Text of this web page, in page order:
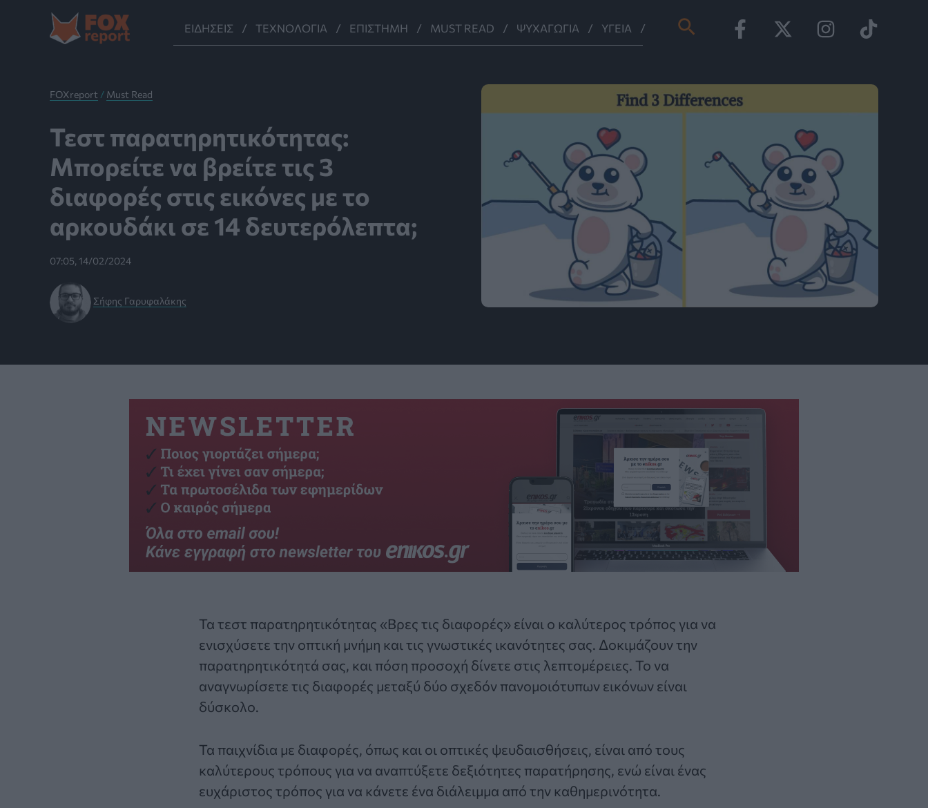
Μετάβαση
περιεχόμενο
ΕΙΔΉΣΕΙΣ ΤΕΧΝΟΛΟΓΊΑ ΕΠΙΣΤΉΜΗ MUST READ ΨΥΧΑΓΩΓΊΑ ΥΓΕΊΑ Αναζήτηση
FOXreport / Must Read
Τεστ παρατηρητικότητας:
Μπορείτε να βρείτε τις 3
διαφορές στις εικόνες με το
αρκουδάκι σε 14 δευτερόλεπτα;
07:05, 14/02/2024
Σήφης Γαρυφαλάκης
Τα τεστ παρατηρητικότητας «Βρες τις διαφορές» είναι ο καλύτερος τρόπος για να
ενισχύσετε την οπτική μνήμη και τις γνωστικές ικανότητες σας. Δοκιμάζουν την
παρατηρητικότητά σας, και πόση προσοχή δίνετε στις λεπτομέρειες. Το να
αναγνωρίσετε τις διαφορές μεταξύ δύο σχεδόν πανομοιότυπων εικόνων είναι
δύσκολο.
Τα παιχνίδια με διαφορές, όπως και οι οπτικές ψευδαισθήσεις, είναι από τους
καλύτερους τρόπους για να αναπτύξετε δεξιότητες παρατήρησης, ενώ είναι ένας
ευχάριστος τρόπος για να κάνετε ένα διάλειμμα από την καθημερινότητα.